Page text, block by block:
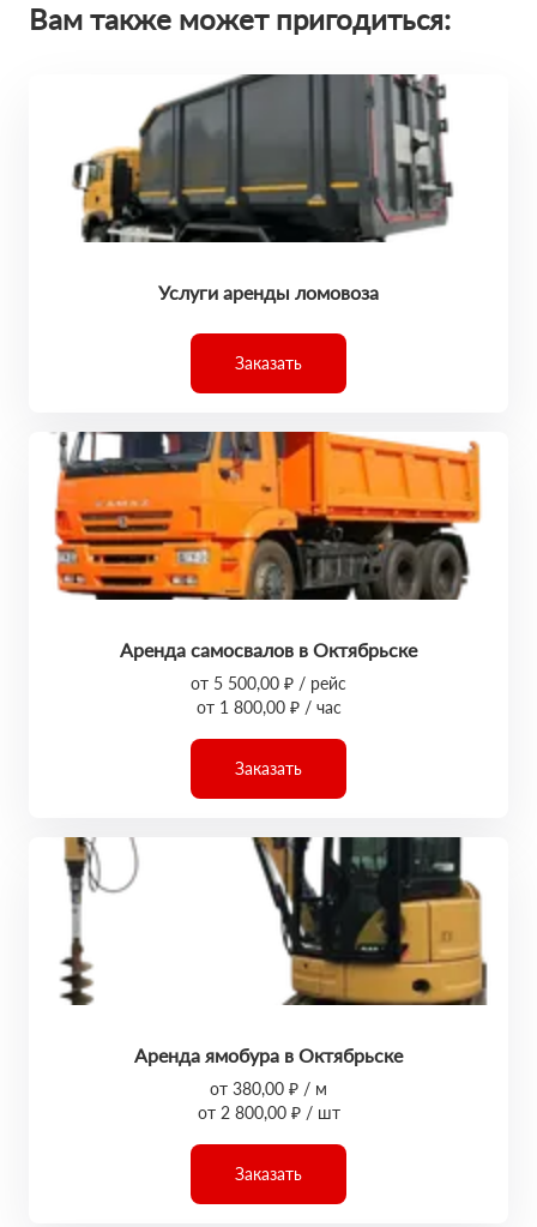
Вам также может пригодиться:
Услуги аренды ломовоза
Заказать
Аренда самосвалов в Октябрьске
от 5 500,00 ₽ / рейс
от 1 800,00 ₽ / час
Заказать
Аренда ямобура в Октябрьске
от 380,00 ₽ / м
от 2 800,00 ₽ / шт
Заказать